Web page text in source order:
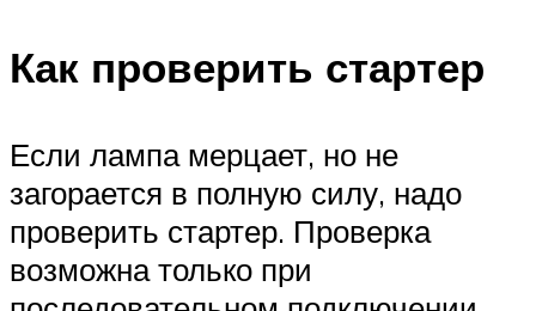
Как проверить стартер
Если лампа мерцает, но не
загорается в полную силу, надо
проверить стартер. Проверка
возможна только при